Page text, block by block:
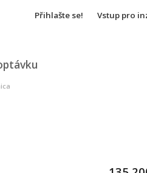
Přihlašte se! Vstup pro